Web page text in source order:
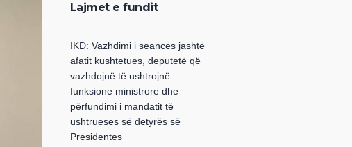
Lajmet e fundit
IKD: Vazhdimi i seancës jashtë
afatit kushtetues, deputetë që
vazhdojnë të ushtrojnë
funksione ministrore dhe
përfundimi i mandatit të
ushtrueses së detyrës së
Presidentes